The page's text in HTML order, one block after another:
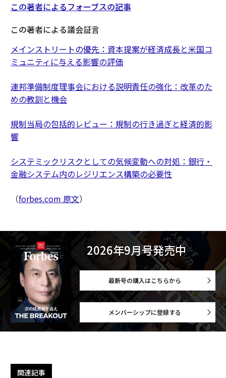
この著者によるフォーブスの記事
この著者による議会証言
メインストリートの優先：資本提案が経済成長と米国コ
ミュニティに与える影響の評価
連邦準備制度理事会における説明責任の強化：改革のた
めの教訓と機会
規制当局の包括的レビュー：規制の行き過ぎと経済的影
響
システミックリスクとしての気候変動への対処：銀行・
金融システム内のレジリエンス構築の必要性
（forbes.com 原文）
2026年9月号発売中
最新号の購入はこちらから
メンバーシップに登録する
関連記事